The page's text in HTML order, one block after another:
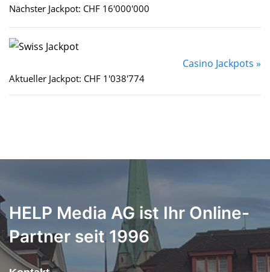
Nächster Jackpot: CHF 16'000'000
Casino Jackpots »
Aktueller Jackpot: CHF 1'038'774
HELP Media AG ist Ihr Online-
Partner seit 1996